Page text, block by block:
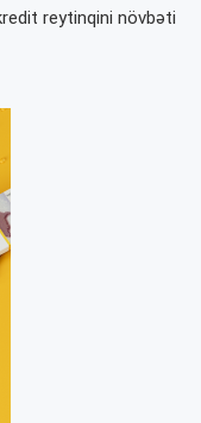
reytinqini növbəti